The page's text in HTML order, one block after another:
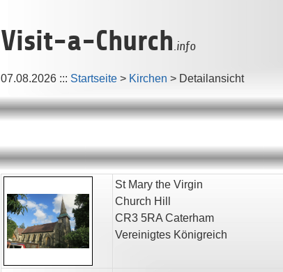
Visit-a-Church.info
07.08.2026 ::: Startseite > Kirchen > Detailansicht
St Mary the Virgin
Church Hill
CR3 5RA Caterham
Vereinigtes Königreich